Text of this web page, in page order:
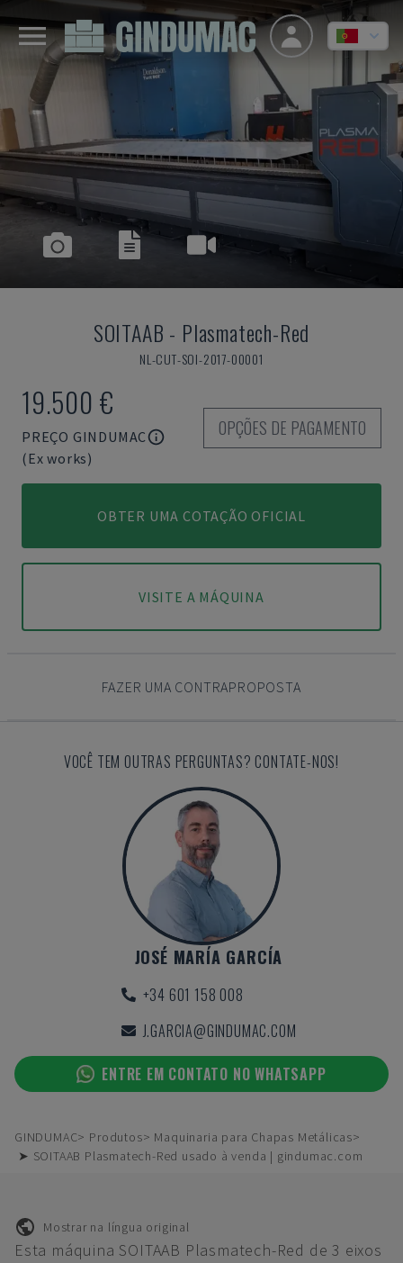
SOITAAB - Plasmatech-Red
NL-CUT-SOI-2017-00001
19.500 €
PREÇO GINDUMAC
(Ex works)
OPÇÕES DE PAGAMENTO
OBTER UMA COTAÇÃO OFICIAL
VISITE A MÁQUINA
FAZER UMA CONTRAPROPOSTA
VOCÊ TEM OUTRAS PERGUNTAS? CONTATE-NOS!
JOSÉ MARÍA GARCÍA
+34 601 158 008
J.GARCIA@GINDUMAC.COM
ENTRE EM CONTATO NO WHATSAPP
GINDUMAC Produtos
Maquinaria para Chapas Metálicas
➤ SOITAAB Plasmatech-Red usado à venda | gindumac.com
Mostrar na língua original
Esta máquina SOITAAB Plasmatech-Red de 3 eixos